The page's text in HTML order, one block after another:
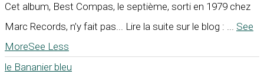
Cet album, Best Compas, le septième, sorti en 1979 chez
Marc Records, n’y fait pas... Lire la suite sur le blog : ... See
MoreSee Less
le Bananier bleu